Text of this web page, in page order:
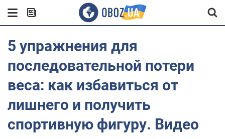
5 упражнения для
последовательной потери
веса: как избавиться от
лишнего и получить
спортивную фигуру. Видео